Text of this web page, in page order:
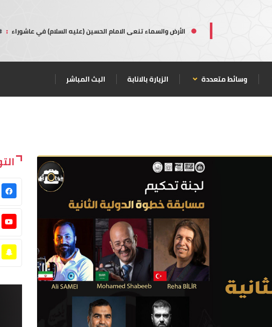
الأرض والسماء تنعى الامام الحسين (عليه السلام) في عاشوراء :
وسائط متعددة الزيارة بالانابة البث المباشر